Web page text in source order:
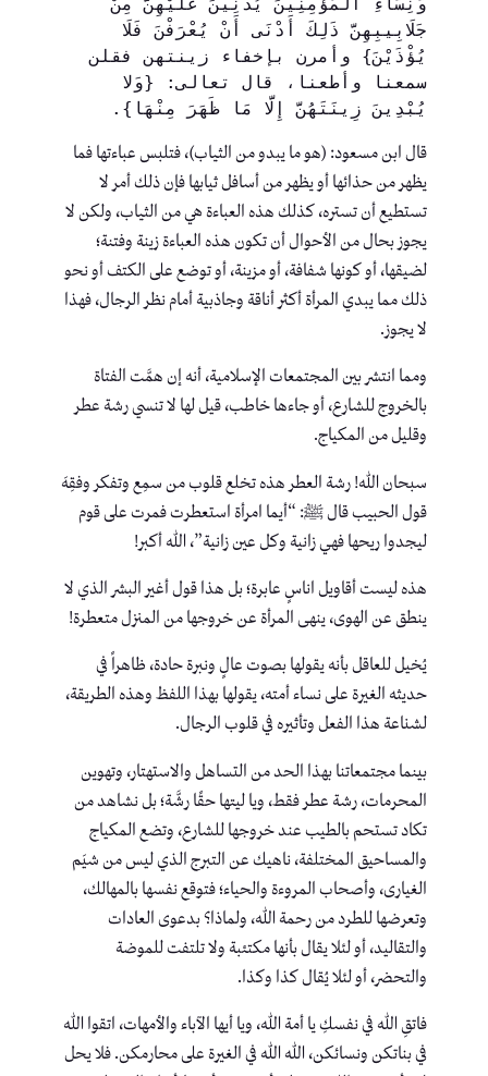
يُؤْذَيْنَ} وأمرن بإخفاء زينتهن فقلن
يُبْدِينَ زِينَتَهُنَّ إِلَّا مَا ظَهَرَ مِنْهَا}.
قال ابن مسعود: (هو ما يبدو من الثياب)، فتلبس عباءتها فما
يظهر من حذائها أو يظهر من أسافل ثيابها فإن ذلك أمر لا
تستطيع أن تستره، كذلك هذه العباءة هي من الثياب، ولكن لا
يجوز بحال من الأحوال أن تكون هذه العباءة زينة وفتنة؛
لضيقها، أو كونها شفافة، أو مزينة، أو توضع على الكتف أو نحو
ذلك مما يبدي المرأة أكثر أناقة وجاذبية أمام نظر الرجال، فهذا
لا يجوز.
ومما انتشر بين المجتمعات الإسلامية، أنه إن همَّت الفتاة
بالخروج للشارع، أو جاءها خاطب، قيل لها لا تنسي رشة عطر
وقليل من المكياج.
سبحان الله! رشة العطر هذه تخلع قلوب من سمِع وتفكر وفقِهَ
قول الحبيب قال ﷺ: “أيما امرأة استعطرت فمرت على قوم
ليجدوا ريحها فهي زانية وكل عين زانية”، الله أكبر!
هذه ليست أقاويل اناسٍ عابرة؛ بل هذا قول أغير البشر الذي لا
ينطق عن الهوى، ينهى المرأة عن خروجها من المنزل متعطرة!
يُخيل للعاقل بأنه يقولها بصوت عالٍ ونبرة حادة، ظاهراً في
حديثه الغيرة على نساء أمته، يقولها بهذا اللفظ وهذه الطريقة،
لشناعة هذا الفعل وتأثيره في قلوب الرجال.
بينما مجتمعاتنا بهذا الحد من التساهل والاستهتار، وتهوين
المحرمات، رشة عطر فقط، ويا ليتها حقًا رشَّة؛ بل نشاهد من
تكاد تستحم بالطيب عند خروجها للشارع، وتضع المكياج
والمساحيق المختلفة، ناهيك عن التبرج الذي ليس من شيَم
الغيارى، وأصحاب المروءة والحياء؛ فتوقع نفسها بالمهالك،
وتعرضها للطرد من رحمة الله، ولماذا؟ بدعوى العادات
والتقاليد، أو لئلا يقال بأنها مكتئبة ولا تلتفت للموضة
والتحضر، أو لئلا يُقال كذا وكذا.
فاتقِ الله في نفسكِ يا أمة الله، ويا أيها الآباء والأمهات، اتقوا الله
في بناتكن ونسائكن، الله الله في الغيرة على محارمكن. فلا يحل